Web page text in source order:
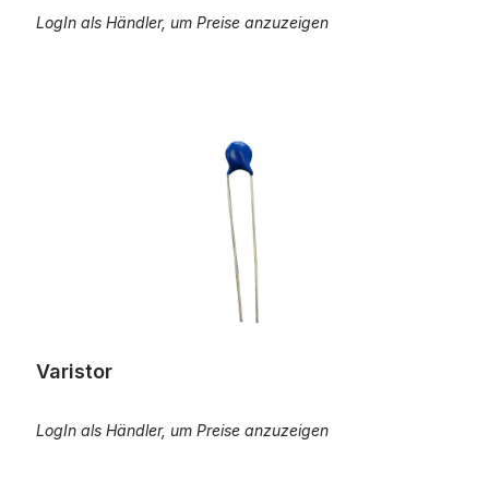
LogIn als Händler, um Preise anzuzeigen
Varistor
LogIn als Händler, um Preise anzuzeigen